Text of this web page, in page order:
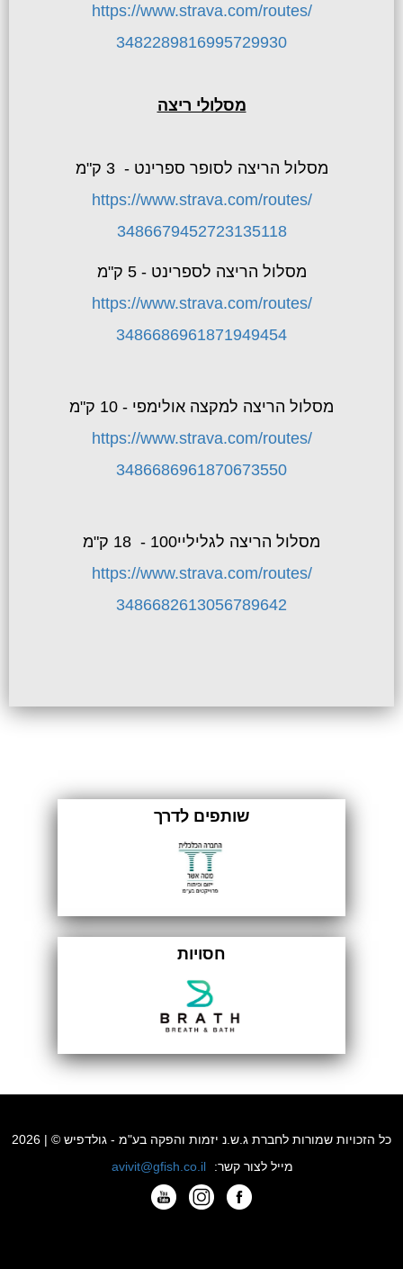
https://www.strava.com/routes/
3482289816995729930
מסלולי ריצה
מסלול הריצה לסופר ספרינט - 3 ק"מ
https://www.strava.com/routes/
3486679452723135118
מסלול הריצה לספרינט - 5 ק"מ
https://www.strava.com/routes/
3486686961871949454
מסלול הריצה למקצה אולימפי - 10 ק"מ
https://www.strava.com/routes/
3486686961870673550
מסלול הריצה לגליליי100 - 18 ק"מ
https://www.strava.com/routes/
3486682613056789642
שותפים לדרך
חסויות
כל הזכויות שמורות לחברת ג.ש.נ יזמות והפקה בע"מ - גולדפיש © | 2026
מייל לצור קשר:
avivit@gfish.co.il